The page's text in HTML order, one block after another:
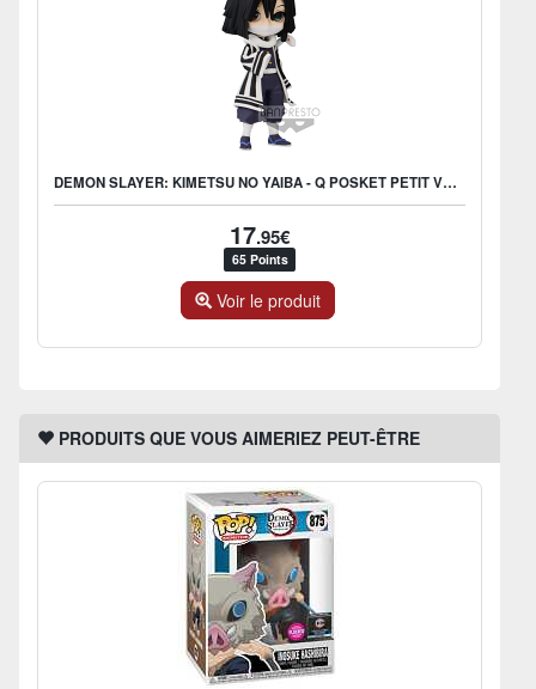
DEMON SLAYER: KIMETSU NO YAIBA - Q POSKET PETIT VOL.3 C: OBANAI
17.95€
65 Points
Voir le produit
PRODUITS QUE VOUS AIMERIEZ PEUT-ÊTRE